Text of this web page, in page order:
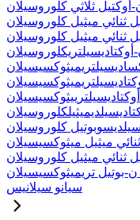
سيانو سيلانيس